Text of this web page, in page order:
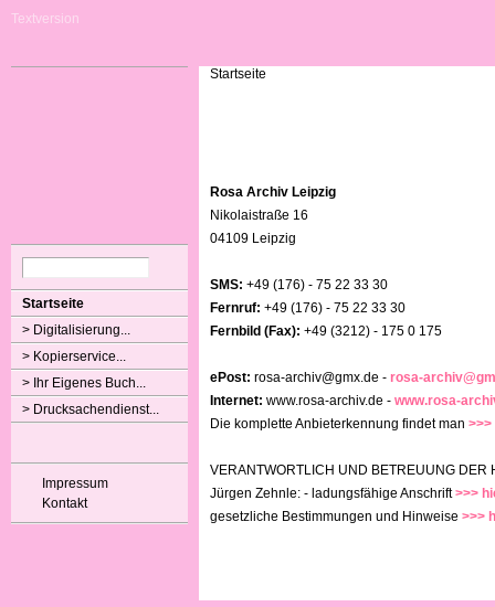
Textversion
Startseite
> Digitalisierung...
> Kopierservice...
> Ihr Eigenes Buch...
> Drucksachendienst...
Impressum
Kontakt
Startseite
Rosa Archiv Leipzig
Nikolaistraße 16
04109 Leipzig
SMS: +49 (176) - 75 22 33 30
Fernruf: +49 (176) - 75 22 33 30
Fernbild (Fax): +49 (3212) - 175 0 175
ePost: rosa-archiv@gmx.de - rosa-
Internet: www.rosa-archiv.de - www.rosa-
Die komplette Anbieterkennung findet man
VERANTWORTLICH UND BETREUUNG DER
Jürgen Zehnle: - ladungsfähige Anschrift>>>
gesetzliche Bestimmungen und Hinweise >>>